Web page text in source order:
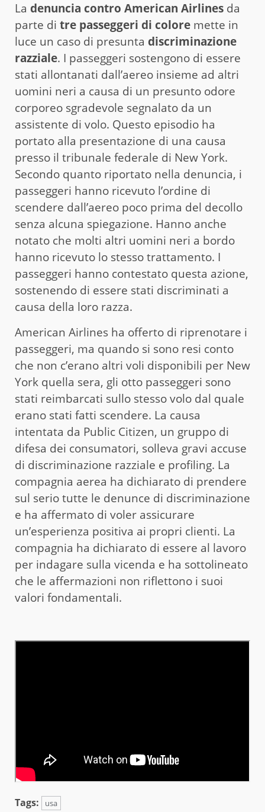
La denuncia contro American Airlines da
parte di tre passeggeri di colore mette in
luce un caso di presunta discriminazione
razziale. I passeggeri sostengono di essere
stati allontanati dall’aereo insieme ad altri
uomini neri a causa di un presunto odore
corporeo sgradevole segnalato da un
assistente di volo. Questo episodio ha
portato alla presentazione di una causa
presso il tribunale federale di New York.
Secondo quanto riportato nella denuncia, i
passeggeri hanno ricevuto l’ordine di
scendere dall’aereo poco prima del decollo
senza alcuna spiegazione. Hanno anche
notato che molti altri uomini neri a bordo
hanno ricevuto lo stesso trattamento. I
passeggeri hanno contestato questa azione,
sostenendo di essere stati discriminati a
causa della loro razza.
American Airlines ha offerto di riprenotare i
passeggeri, ma quando si sono resi conto
che non c’erano altri voli disponibili per New
York quella sera, gli otto passeggeri sono
stati reimbarcati sullo stesso volo dal quale
erano stati fatti scendere. La causa
intentata da Public Citizen, un gruppo di
difesa dei consumatori, solleva gravi accuse
di discriminazione razziale e profiling. La
compagnia aerea ha dichiarato di prendere
sul serio tutte le denunce di discriminazione
e ha affermato di voler assicurare
un’esperienza positiva ai propri clienti. La
compagnia ha dichiarato di essere al lavoro
per indagare sulla vicenda e ha sottolineato
che le affermazioni non riflettono i suoi
valori fondamentali.
Tags: usa